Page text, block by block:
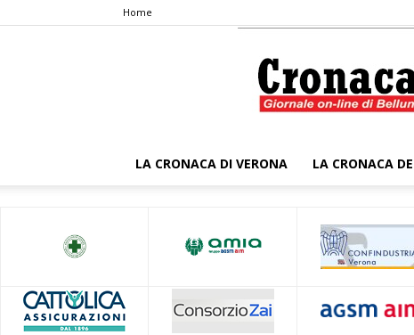
Home
LA CRONACA DI VERONA LA CRONACA